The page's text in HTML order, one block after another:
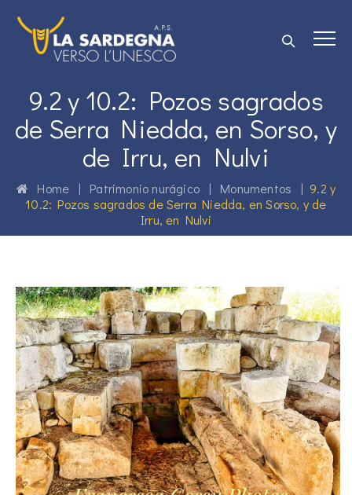
9.2 y 10.2: Pozos sagrados
de Serra Niedda, en Sorso, y
de Irru, en Nulvi
Home | Patrimonio nurágico | Monumentos | 9.2 y
10.2: Pozos sagrados de Serra Niedda, en Sorso, y de
Irru, en Nulvi